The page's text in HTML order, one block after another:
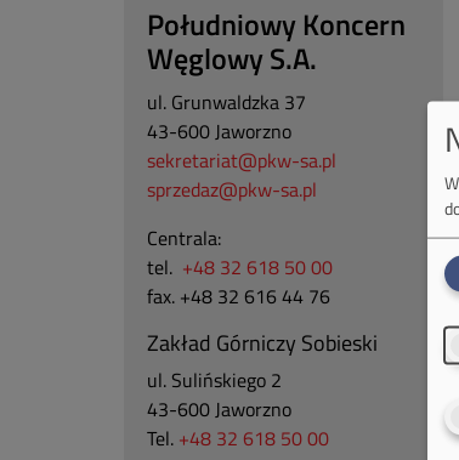
Południowy Koncern
Węglowy S.A.
ul. Grunwaldzka 37
43-600 Jaworzno
sekretariat@pkw-sa.pl
sprzedaz@pkw-sa.pl
Centrala:
tel. +48 32 618 50 00
fax. +48 32 616 44 76
Zakład Górniczy Sobieski
ul. Sulińskiego 2
43-600 Jaworzno
Tel. +48 32 618 50 00